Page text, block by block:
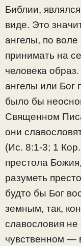
Библии,
виде. Это
ангелы, по
принимать на
человека
ангелы или Бог
было бы
Священном
они
(Ис. 8:1-3; 1
престола
разуметь
будто бы Бог
земным, так,
славословия
чувственном —